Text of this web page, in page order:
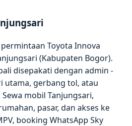
Toyota Innova
(Kabupaten Bogor).
disepakati dengan admin -
utama, gerbang tol, atau
mobil Tanjungsari,
pasar, dan akses ke
booking WhatsApp Sky